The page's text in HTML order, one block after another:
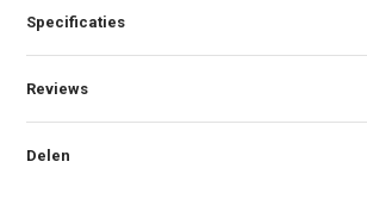
Specificaties
Reviews
Delen